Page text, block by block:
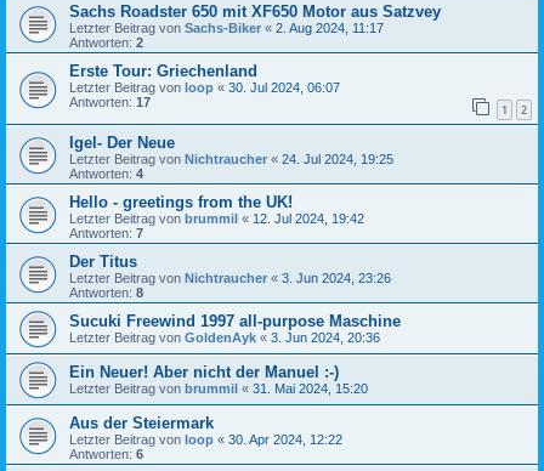
Sachs Roadster 650 mit XF650 Motor aus Satzvey
Letzter Beitrag von Sachs-Biker « 2. Aug 2024, 11:17
Antworten: 2
Erste Tour: Griechenland
Letzter Beitrag von loop « 30. Jul 2024, 06:07
Antworten: 17 1 2
Igel- Der Neue
Letzter Beitrag von Nichtraucher « 24. Jul 2024, 19:25
Antworten: 4
Hello - greetings from the UK!
Letzter Beitrag von brummil « 12. Jul 2024, 19:42
Antworten: 7
Der Titus
Letzter Beitrag von Nichtraucher « 3. Jun 2024, 23:26
Antworten: 8
Sucuki Freewind 1997 all-purpose Maschine
Letzter Beitrag von GoldenAyk « 3. Jun 2024, 20:36
Ein Neuer! Aber nicht der Manuel :-)
Letzter Beitrag von brummil « 31. Mai 2024, 15:20
Aus der Steiermark
Letzter Beitrag von loop « 30. Apr 2024, 12:22
Antworten: 6